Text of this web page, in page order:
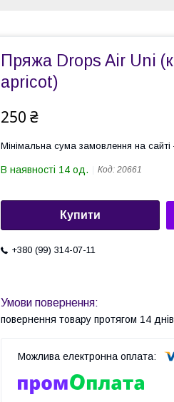
Пряжа Drops Air Uni
apricot)
250 ₴
Мінімальна сума замовлення на
В наявності 14 од. Код: 20661
Купити
+380 (99) 314-07-11
повернення товару протягом 14 днів